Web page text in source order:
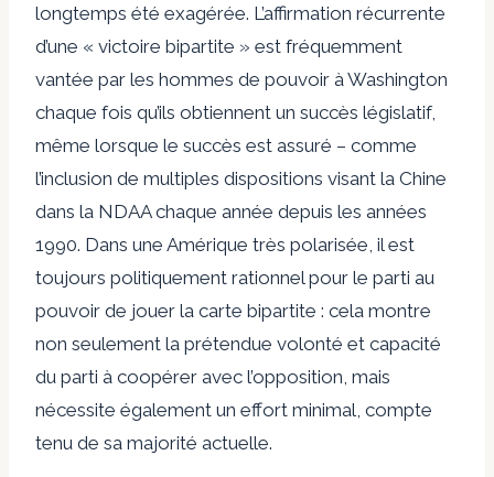
longtemps été exagérée. L’affirmation récurrente
d’une « victoire bipartite » est fréquemment
vantée par les hommes de pouvoir à Washington
chaque fois qu’ils obtiennent un succès législatif,
même lorsque le succès est assuré – comme
l’inclusion de multiples dispositions visant la Chine
dans la NDAA chaque année depuis les années
1990. Dans une Amérique très polarisée, il est
toujours politiquement rationnel pour le parti au
pouvoir de jouer la carte bipartite : cela montre
non seulement la prétendue volonté et capacité
du parti à coopérer avec l’opposition, mais
nécessite également un effort minimal, compte
tenu de sa majorité actuelle.